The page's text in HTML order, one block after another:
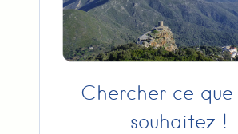
Chercher ce que
souhaitez !